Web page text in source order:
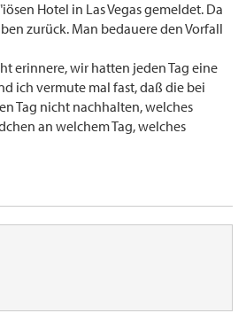
auch spaeter, also nach Abreise, erst
Fall die Hotelleitung von diesem Vorfall in Kenntnis
etwas aehliches verhindert werden.
Hotel in Las Vegas gemeldet. Da
zurück. Man bedauere den Vorfall
erinnere, wir hatten jeden Tag eine
ich vermute mal fast, daß die bei
Tag nicht nachhalten, welches
an welchem Tag, welches